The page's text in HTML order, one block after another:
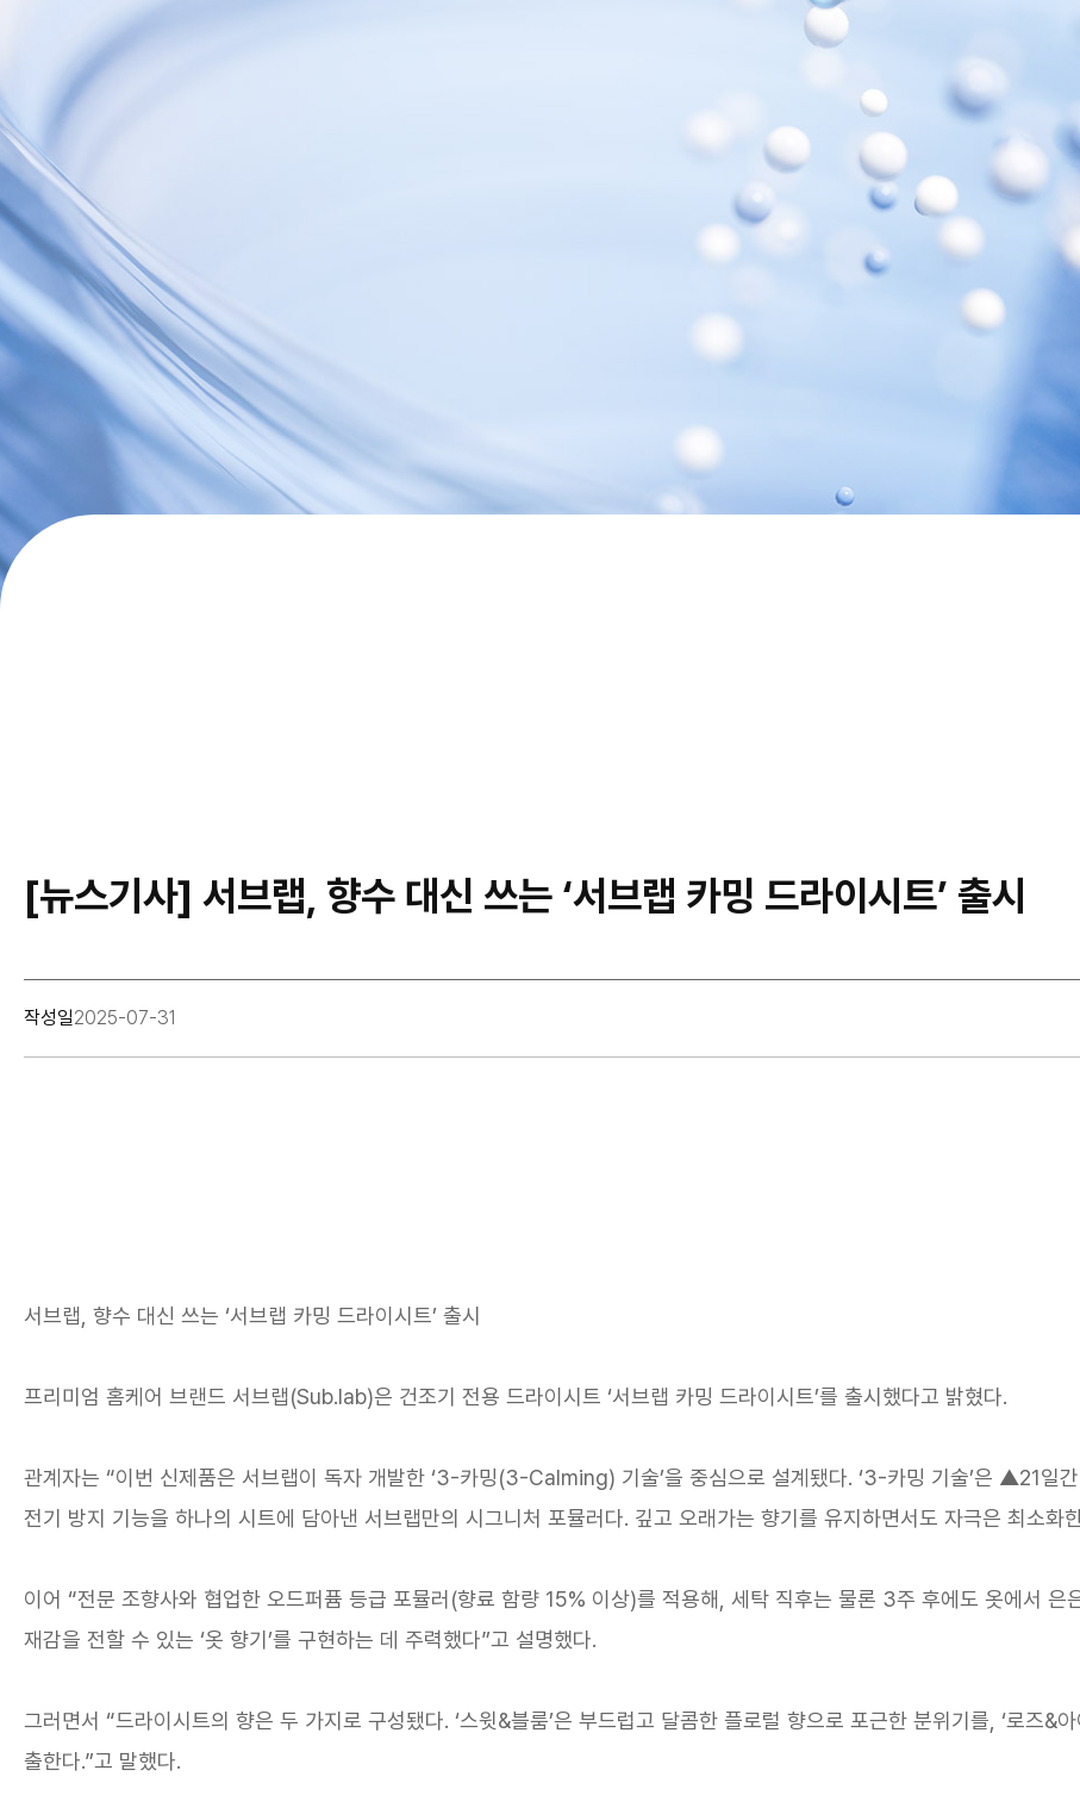
[뉴스기사] 서브랩, 향수 대신 쓰는 ‘서브랩 카밍 드라이시트’ 출시
작성일2025-07-31
서브랩, 향수 대신 쓰는 ‘서브랩 카밍 드라이시트’ 출시
프리미엄 홈케어 브랜드 서브랩(Sub.lab)은 건조기 전용 드라이시트 ‘서브랩 카밍 드라이시트’를 출시했다고 밝혔다.
관계자는 “이번 신제품은 서브랩이 독자 개발한 ‘3-카밍(3-Calming) 기술’을 중심으로 설계됐다. ‘3-카밍 기술’은 ▲21
전기 방지 기능을 하나의 시트에 담아낸 서브랩만의 시그니처 포뮬러다. 깊고 오래가는 향기를 유지하면서도 자극은 최소화
이어 “전문 조향사와 협업한 오드퍼퓸 등급 포뮬러(향료 함량 15% 이상)를 적용해, 세탁 직후는 물론 3주 후에도 옷에서 은
재감을 전할 수 있는 ‘옷 향기’를 구현하는 데 주력했다”고 설명했다.
그러면서 “드라이시트의 향은 두 가지로 구성됐다. ‘스윗&블룸’은 부드럽고 달콤한 플로럴 향으로 포근한 분위기를, ‘로즈&
출한다.”고 말했다.